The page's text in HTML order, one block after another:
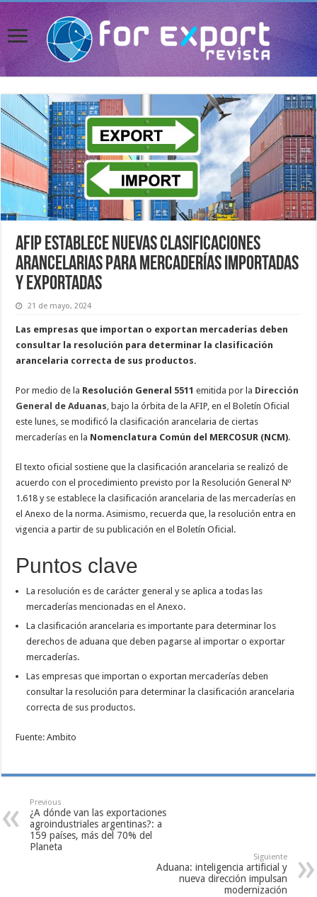
AFIP establece nuevas clasificaciones
arancelarias para mercaderías importadas
y exportadas
21 de mayo, 2024
Las empresas que importan o exportan mercaderías deben
consultar la resolución para determinar la clasificación
arancelaria correcta de sus productos.
Por medio de la Resolución General 5511 emitida por la Dirección
General de Aduanas, bajo la órbita de la AFIP, en el Boletín Oficial
este lunes, se modificó la clasificación arancelaria de ciertas
mercaderías en la Nomenclatura Común del MERCOSUR (NCM).
El texto oficial sostiene que la clasificación arancelaria se realizó de
acuerdo con el procedimiento previsto por la Resolución General Nº
1.618 y se establece la clasificación arancelaria de las mercaderías en
el Anexo de la norma. Asimismo, recuerda que, la resolución entra en
vigencia a partir de su publicación en el Boletín Oficial.
Puntos clave
La resolución es de carácter general y se aplica a todas las
mercaderías mencionadas en el Anexo.
La clasificación arancelaria es importante para determinar los
derechos de aduana que deben pagarse al importar o exportar
mercaderías.
Las empresas que importan o exportan mercaderías deben
consultar la resolución para determinar la clasificación arancelaria
correcta de sus productos.
Fuente: Ambito
Previous
¿A dónde van las exportaciones
agroindustriales argentinas?: a
159 países, más del 70% del
Planeta
Siguiente
Aduana: inteligencia artificial y
nueva dirección impulsan
modernización